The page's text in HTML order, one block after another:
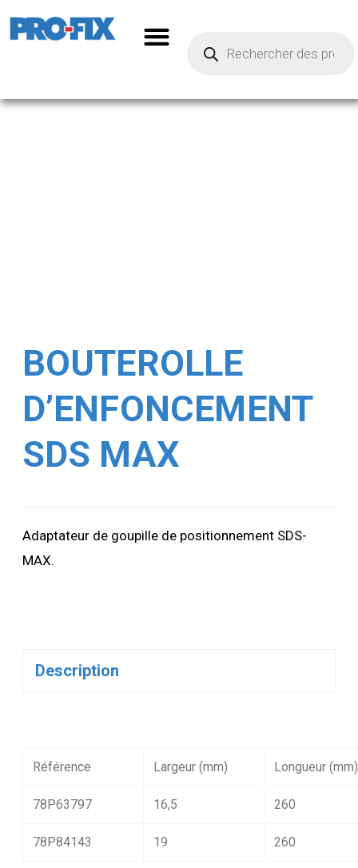
BOUTEROLLE
D’ENFONCEMENT
SDS MAX
Adaptateur de goupille de positionnement SDS-
MAX.
Description
Référence Largeur (mm) Longueur (mm)
78P63797 16,5 260
78P84143 19 260